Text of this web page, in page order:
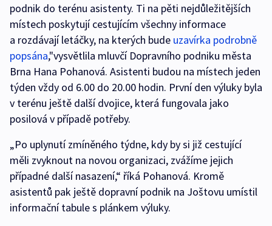
podnik do terénu asistenty. Ti na pěti nejdůležitějších
místech poskytují cestujícím všechny informace
a rozdávají letáčky, na kterých bude uzavírka podrobně
popsána,"vysvětlila mluvčí Dopravního podniku města
Brna Hana Pohanová. Asistenti budou na místech jeden
týden vždy od 6.00 do 20.00 hodin. První den výluky byla
v terénu ještě další dvojice, která fungovala jako
posilová v případě potřeby.
„Po uplynutí zmíněného týdne, kdy by si již cestující
měli zvyknout na novou organizaci, zvážíme jejich
případné další nasazení,“ říká Pohanová. Kromě
asistentů pak ještě dopravní podnik na Joštovu umístil
informační tabule s plánkem výluky.